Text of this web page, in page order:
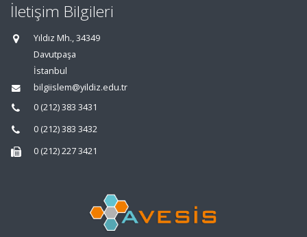
İletişim Bilgileri
Yıldız Mh., 34349
Davutpaşa
İstanbul
bilgiislem@yildiz.edu.tr
0 (212) 383 3431
0 (212) 383 3432
0 (212) 227 3421